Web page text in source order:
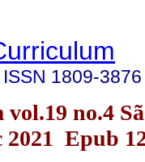
ISSN 1809-3876
no.4
2021 Epub